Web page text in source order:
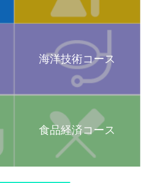
海洋技術コース
食品経済コース